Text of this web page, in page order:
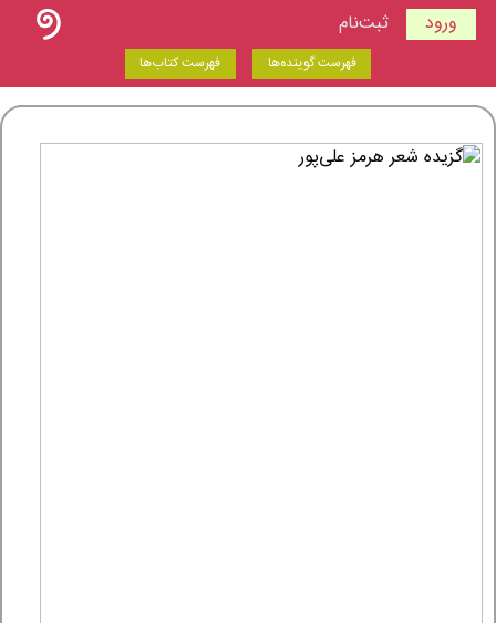
ورود ثبت‌نام
فهرست گوینده‌ها فهرست کتاب‌ها